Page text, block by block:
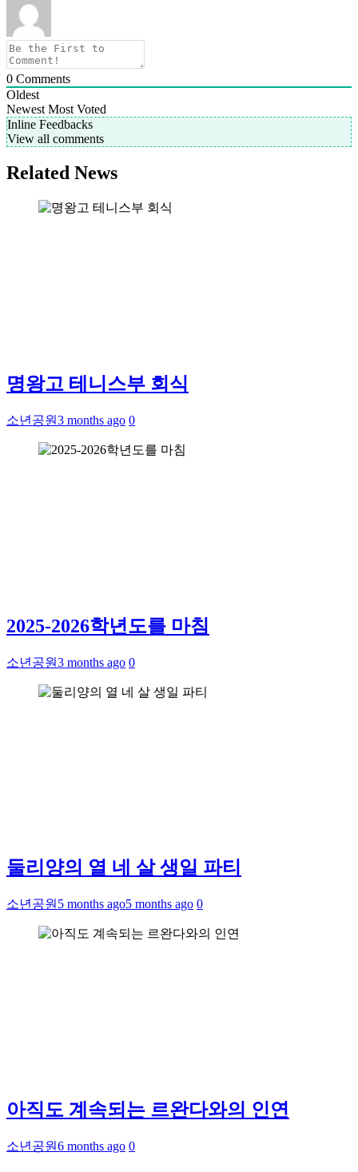
0 Comments
Oldest
Newest Most Voted
Inline Feedbacks
View all comments
Related News
명왕고 테니스부 회식
소년공원3 months ago 0
2025-2026학년도를 마침
소년공원3 months ago 0
둘리양의 열 네 살 생일 파티
소년공원 5 months ago5 months ago 0
아직도 계속되는 르완다와의 인연
소년공원6 months ago 0